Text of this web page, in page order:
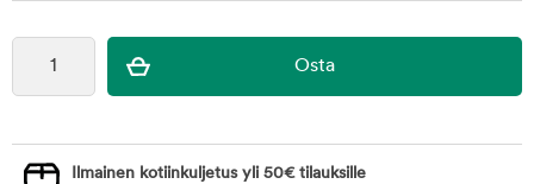
Ilmainen kotiinkuljetus yli 50€ tilauksille